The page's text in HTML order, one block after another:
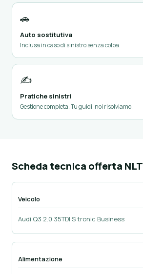
🚗
Auto sostitutiva
Inclusa in caso di sinistro senza colpa.
✍️
Pratiche sinistri
Gestione completa. Tu guidi, noi risolviamo.
Scheda tecnica offerta NLT
Veicolo
Audi Q3 2.0 35TDI S tronic Business
Alimentazione